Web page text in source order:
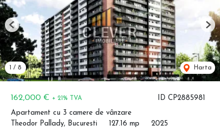
ID CP2885981
162,000 € + 21% TVA
Apartament cu 3 camere de vânzare
Theodor Pallady, Bucuresti
127.16 mp 2025
1 / 8 Harta
Previous